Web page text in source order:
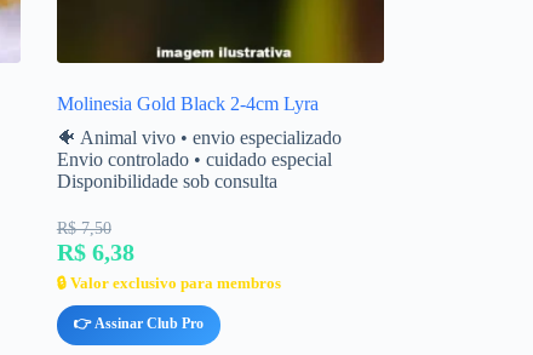
Molinesia Gold Black 2-4cm Lyra
🐠 Animal vivo • envio especializado
Envio controlado • cuidado especial
Disponibilidade sob consulta
R$ 7,50
R$ 6,38
🔒 Valor exclusivo para membros
👉 Assinar Club Pro